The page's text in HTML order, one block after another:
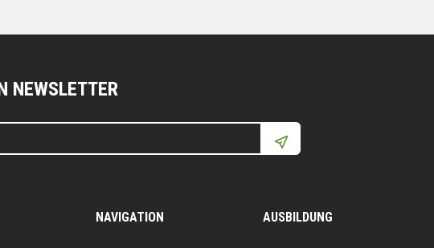
NEWSLETTER
NAVIGATION AUSBILDUNG